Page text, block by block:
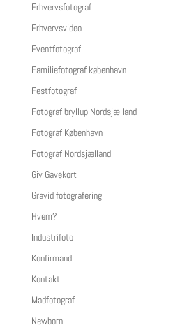
Erhvervsfotograf
Erhvervsvideo
Eventfotograf
Familiefotograf københavn
Festfotograf
Fotograf bryllup Nordsjælland
Fotograf København
Fotograf Nordsjælland
Giv Gavekort
Gravid fotografering
Hvem?
Industrifoto
Konfirmand
Kontakt
Madfotograf
Newborn